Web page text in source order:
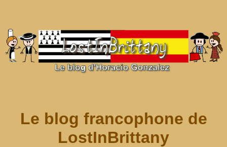
Le blog francophone de
LostInBrittany